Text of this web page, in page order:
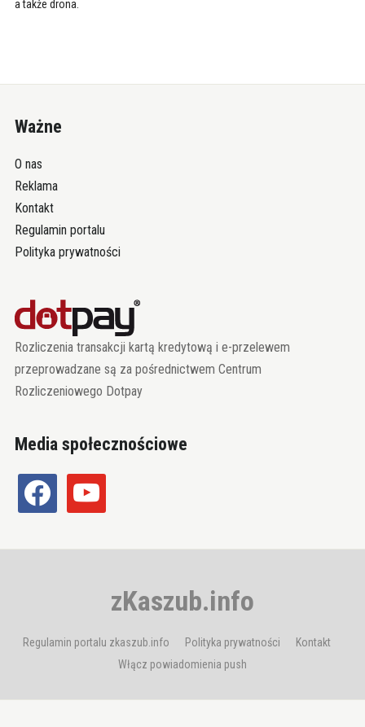
a także drona.
Ważne
O nas
Reklama
Kontakt
Regulamin portalu
Polityka prywatności
Rozliczenia transakcji kartą kredytową i e-przelewem
przeprowadzane są za pośrednictwem Centrum
Rozliczeniowego Dotpay
Media społecznościowe
facebook youtube
zKaszub.info
Regulamin portalu zkaszub.info Polityka prywatności
Kontakt
Włącz powiadomienia push